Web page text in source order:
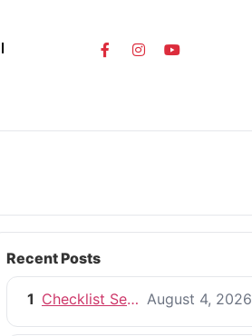
Recent Posts
1 Checklist Sebelum Memulai Proyek Pembangunan Rumah August 4, 2026